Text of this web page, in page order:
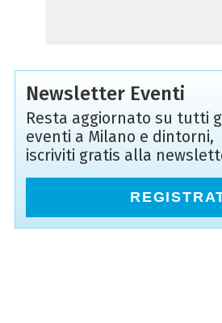
Newsletter Eventi
Resta aggiornato su tutti
eventi a Milano e dintorni,
iscriviti gratis alla